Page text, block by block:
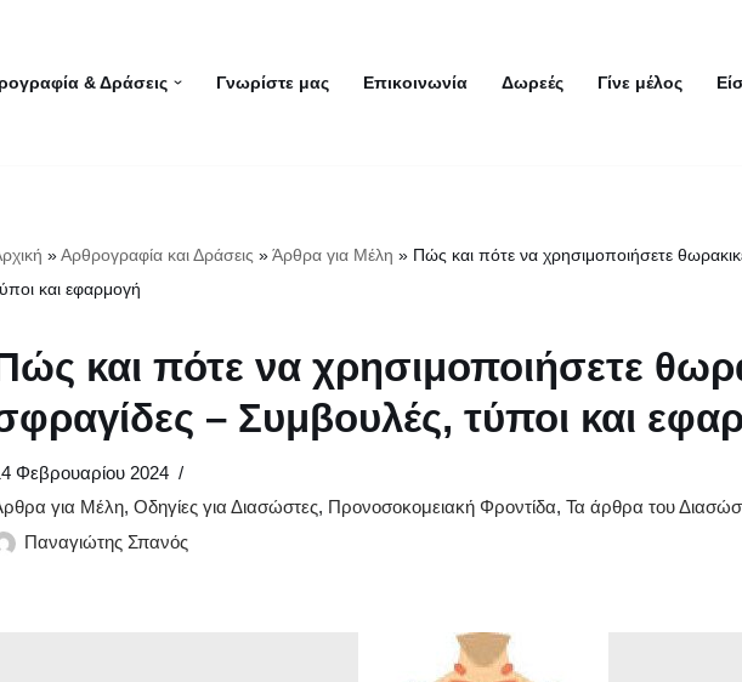
& Δράσεις Γνωρίστε μας Επικοινωνία Δωρεές Γίνε μέλος
»Αρθρογραφία και Δράσεις »Άρθρα για Μέλη » Πώς και πότε να χρησιμοποιήσετε
και εφαρμογή
και πότε να χρησιμοποιήσετε
– Συμβουλές, τύποι και
Φεβρουαρίου 2024
για Μέλη, Οδηγίες για Διασώστες, Προνοσοκομειακή Φροντίδα, Τα άρθρα του
Παναγιώτης Σπανός